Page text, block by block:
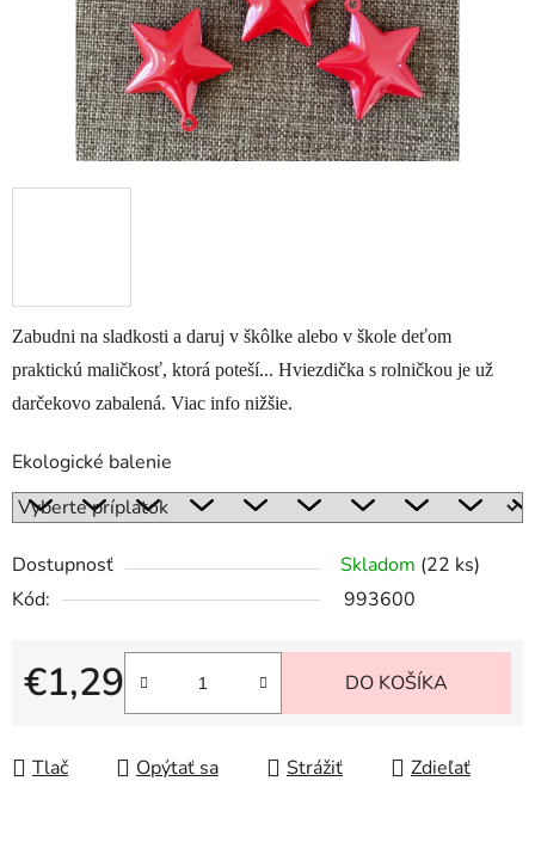
Zabudni na sladkosti a daruj v škôlke alebo v škole deťom
praktickú maličkosť, ktorá poteší... Hviezdička s rolničkou je už
darčekovo zabalená. Viac info nižšie.
Ekologické balenie
Dostupnosť Skladom (22 ks)
Kód:
993600
€1,29
Jednotková cena:
DO KOŠÍKA
Tlač Opýtať sa Strážiť Zdieľať